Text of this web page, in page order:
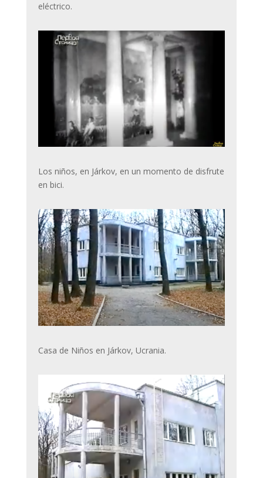
eléctrico.
Los niños, en Járkov, en un momento de disfrute
en bici.
Casa de Niños en Járkov, Ucrania.